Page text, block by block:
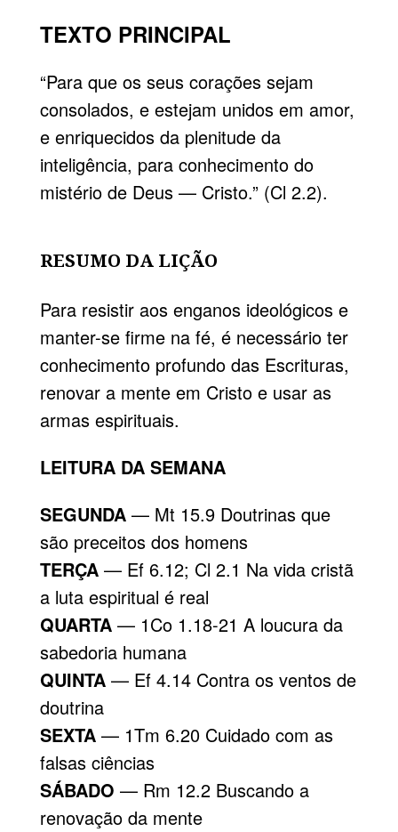
TEXTO PRINCIPAL
“Para que os seus corações sejam
consolados, e estejam unidos em amor,
e enriquecidos da plenitude da
inteligência, para conhecimento do
mistério de Deus — Cristo.” (Cl 2.2).
RESUMO DA LIÇÃO
Para resistir aos enganos ideológicos e
manter-se firme na fé, é necessário ter
conhecimento profundo das Escrituras,
renovar a mente em Cristo e usar as
armas espirituais.
LEITURA DA SEMANA
SEGUNDA— Mt 15.9 Doutrinas que
são preceitos dos homens
TERÇA — Ef 6.12; Cl 2.1 Na vida cristã
a luta espiritual é real
QUARTA — 1Co 1.18-21 A loucura da
sabedoria humana
QUINTA — Ef 4.14 Contra os ventos de
doutrina
SEXTA— 1Tm 6.20 Cuidado com as
falsas ciências
SÁBADO — Rm 12.2 Buscando a
renovação da mente